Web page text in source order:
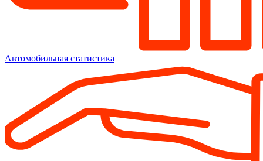
Автомобильная статистика